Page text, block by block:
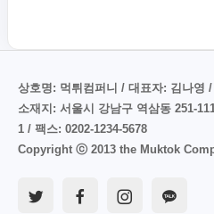
상호명: 먹튀컴퍼니 / 대표자: 김나영
소재지: 서울시 강남구 역삼동 251-
1 / 팩스: 0202-1234-5678
Copyright ⓒ 2013 the Muktok